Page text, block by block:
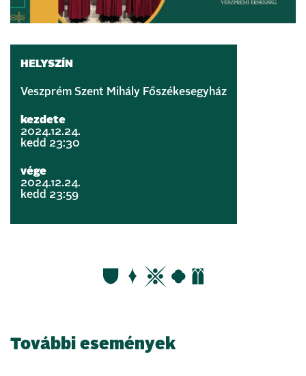
HELYSZÍN
Veszprém Szent Mihály Főszékesegyház
kezdete
2024.12.24.
kedd 23:30
vége
2024.12.24.
kedd 23:59
További események